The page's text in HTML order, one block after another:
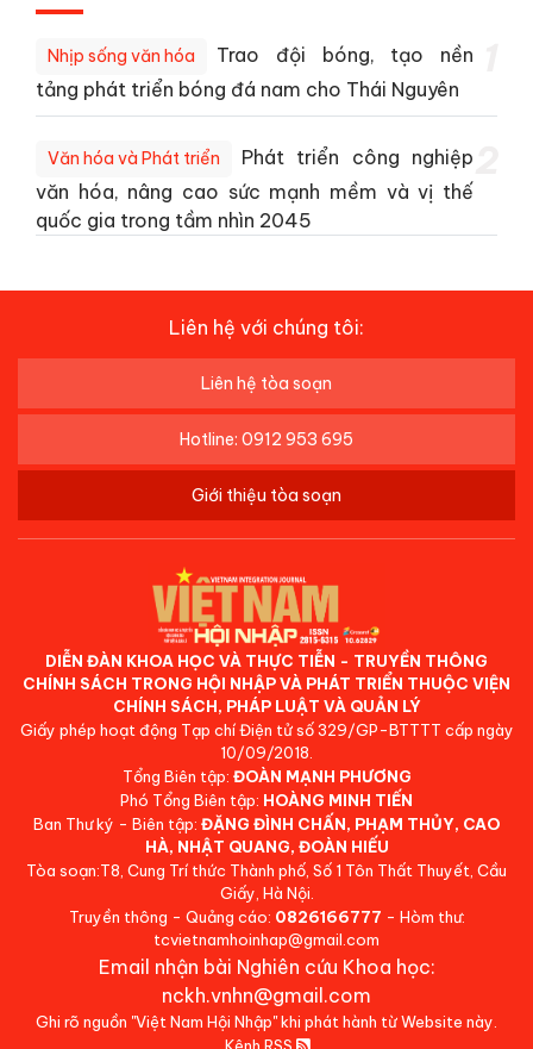
Nhịp sống văn hóa
Trao đội bóng, tạo nền
tảng phát triển bóng đá nam cho Thái Nguyên
Văn hóa và Phát triển
Phát triển công nghiệp
văn hóa, nâng cao sức mạnh mềm và vị thế
quốc gia trong tầm nhìn 2045
Liên hệ với chúng tôi:
Liên hệ tòa soạn
Hotline: 0912 953 695
Giới thiệu tòa soạn
DIỄN ĐÀN KHOA HỌC VÀ THỰC TIỄN - TRUYỀN THÔNG
CHÍNH SÁCH TRONG HỘI NHẬP VÀ PHÁT TRIỂN THUỘC VIỆN
CHÍNH SÁCH, PHÁP LUẬT VÀ QUẢN LÝ
Giấy phép hoạt động Tạp chí Điện tử số 329/GP-BTTTT cấp ngày
10/09/2018.
Tổng Biên tập: ĐOÀN MẠNH PHƯƠNG
Phó Tổng Biên tập: HOÀNG MINH TIẾN
Ban Thư ký - Biên tập: ĐẶNG ĐÌNH CHẤN, PHẠM THỦY, CAO
HÀ, NHẬT QUANG, ĐOÀN HIẾU
Tòa soạn:T8, Cung Trí thức Thành phố, Số 1 Tôn Thất Thuyết, Cầu
Giấy, Hà Nội.
Truyền thông - Quảng cáo: 0826166777 - Hòm thư:
tcvietnamhoinhap@gmail.com
Email nhận bài Nghiên cứu Khoa học:
nckh.vnhn@gmail.com
Ghi rõ nguồn "Việt Nam Hội Nhập" khi phát hành từ Website này.